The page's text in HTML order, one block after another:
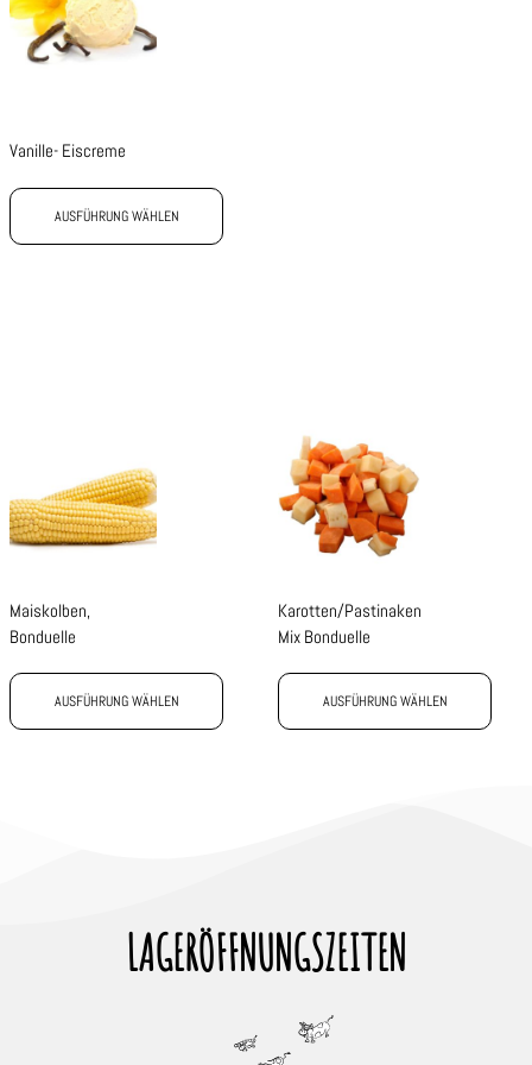
Vanille- Eiscreme
AUSFÜHRUNG WÄHLEN
Maiskolben,
Bonduelle
AUSFÜHRUNG WÄHLEN
Karotten/Pastinaken
Mix Bonduelle
AUSFÜHRUNG WÄHLEN
LAGERÖFFNUNGSZEITEN